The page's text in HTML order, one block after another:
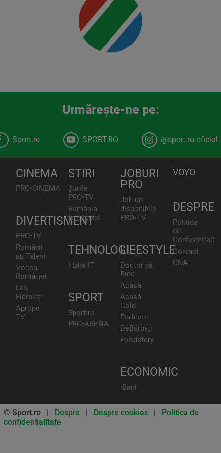
Urmăreşte-ne pe:
Sport.ro SPORT.RO @sport.ro.oficial
CINEMA
PRO•CINEMA
DIVERTISMENT
PRO•TV
Românii
au Talent
Vocea
României
Las
Fierbinți
Apropo
TV
STIRI
Știrile
PRO•TV
România,
te iubesc!
TEHNOLOGIE
I Like IT
SPORT
Sport.ro
PRO•ARENA
JOBURI
PRO
Job-uri
disponibile
PRO•TV
LIFESTYLE
Doctor de
Bine
Acasă
Acasă
Gold
Perfecte
DeBărbați
Foodstory
ECONOMIC
iBani
VOYO
DESPRE
Politica
de
Contact
CNA
© Sport.ro | Despre | Despre cookies | Politica de
confidentialitate